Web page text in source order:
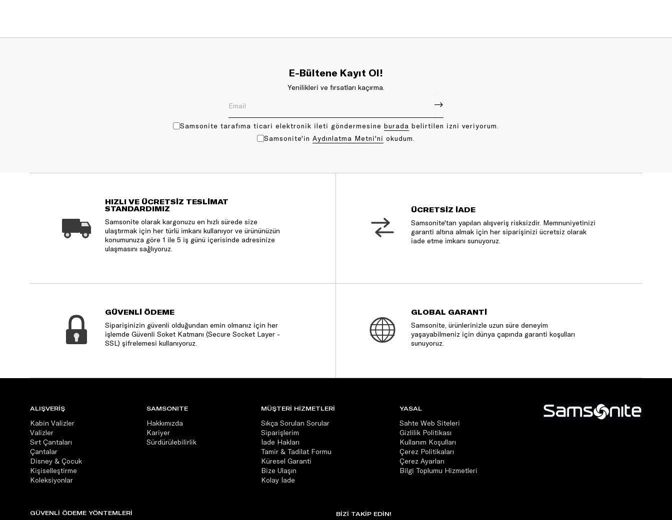
E-Bültene Kayıt Ol!
Yenilikleri ve fırsatları kaçırma.
Samsonite tarafıma ticari elektronik ileti göndermesine bu rada belirtilen izni veriyorum.
Samsonite'in Aydınlatma Metni'ni okudum.
HIZLI VE ÜCRETSİZ TESLİMAT
STANDARDIMIZ
Samsonite olarak kargonuzu en hızlı sürede size
ulaştırmak için her türlü imkanı kullanıyor ve ürününüzün
konumunuza göre 1 ile 5 iş günü içerisinde adresinize
ulaşmasını sağlıyoruz.
ÜCRETSİZ İADE
Samsonite'tan yapılan alışveriş risksizdir. Memnuniyetinizi
garanti altına almak için her siparişinizi ücretsiz olarak
iade etme imkanı sunuyoruz.
GÜVENLİ ÖDEME
Siparişinizin güvenli olduğundan emin olmanız için her
işlemde Güvenli Soket Katmanı (Secure Socket Layer -
SSL) şifrelemesi kullanıyoruz.
GLOBAL GARANTİ
Samsonite, ürünlerinizle uzun süre deneyim
yaşayabilmeniz için dünya çapında garanti koşulları
sunuyoruz.
ALIŞVERİŞ
Kabin Valizler
Valizler
Sırt Çantaları
Çantalar
Disney & Çocuk
Kişiselleştirme
Koleksiyonlar
SAMSONITE
Hakkımızda
Kariyer
Sürdürülebilirlik
MÜŞTERİ HİZMETLERİ
Sıkça Sorulan Sorular
Siparişlerim
İade Hakları
Tamir & Tadilat Formu
Küresel Garanti
Bize Ulaşın
Kolay İade
YASAL
Sahte Web Siteleri
Gizlilik Politikası
Kullanım Koşulları
Çerez Politikaları
Çerez Ayarları
Bilgi Toplumu Hizmetleri
GÜVENLİ ÖDEME YÖNTEMLERİ BİZİ TAKİP EDİN!